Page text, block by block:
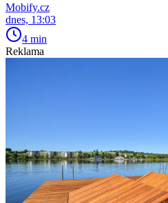
Mobify.cz
dnes, 13:03
4 min
Reklama